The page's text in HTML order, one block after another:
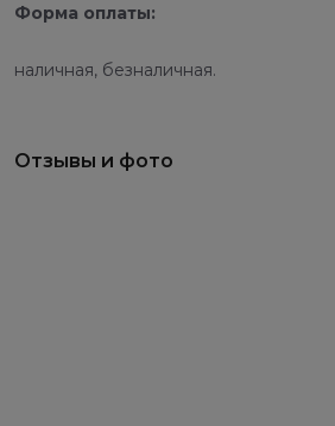
Форма оплаты:
наличная, безналичная.
Отзывы и фото